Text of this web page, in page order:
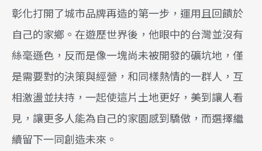
彰化打開了城市品牌再造的第一步，運用且回饋於
自己的家鄉。在遊歷世界後，他眼中的台灣並沒有
絲毫遜色，反而是像一塊尚未被開發的礦坑地，僅
是需要對的決策與經營，和同樣熱情的一群人，互
相激盪並扶持，一起使這片土地更好，美到讓人看
見，讓更多人能為自己的家園感到驕傲，而選擇繼
續留下一同創造未來。